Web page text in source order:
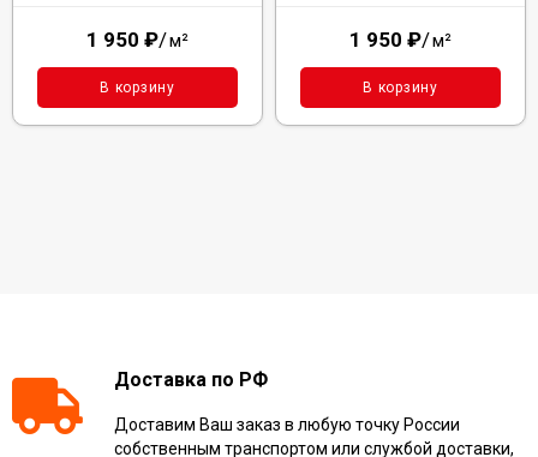
1 950 ₽/м²
В корзину
1 950 ₽/м²
В корзину
Доставка по РФ
Доставим Ваш заказ в любую точку России
собственным транспортом или службой доставки,